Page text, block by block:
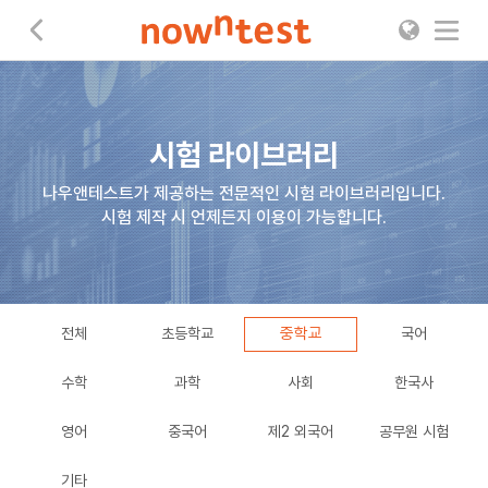
시험 라이브러리
나우앤테스트가 제공하는 전문적인 시험 라이브러리입니다.
시험 제작 시 언제든지 이용이 가능합니다.
전체 초등학교 중학교 국어
수학 과학 사회 한국사
영어 중국어 제2 외국어 공무원 시험
기타